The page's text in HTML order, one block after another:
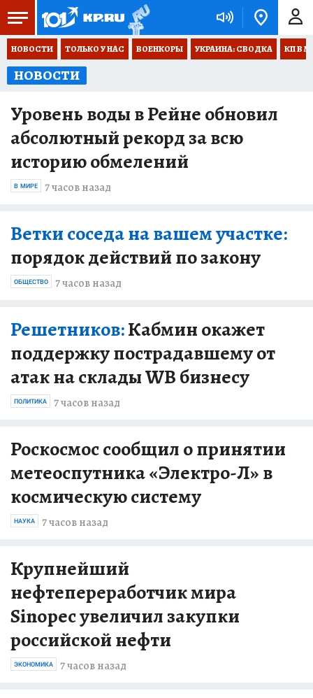
НОВОСТИ ТОЛЬКО У НАС ВОЕНКОРЫ УКРАИНА: СВОДКА КП В
НОВОСТИ
Уровень воды в Рейне обновил
абсолютный рекорд за всю
историю обмелений
7 часов назад
В МИРЕ
Ветки соседа на вашем участке:
порядок действий по закону
7 часов назад
ОБЩЕСТВО
Решетников:Кабмин окажет
поддержку пострадавшему от
атак на склады WB бизнесу
7 часов назад
ПОЛИТИКА
Роскосмос сообщил о принятии
метеоспутника «Электро-Л» в
космическую систему
7 часов назад
НАУКА
Крупнейший
нефтепереработчик мира
Sinopec увеличил закупки
российской нефти
7 часов назад
ЭКОНОМИКА